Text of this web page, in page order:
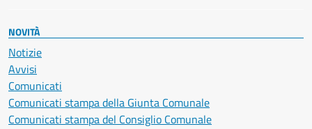
NOVITÀ
Notizie
Avvisi
Comunicati
Comunicati stampa della Giunta Comunale
Comunicati stampa del Consiglio Comunale